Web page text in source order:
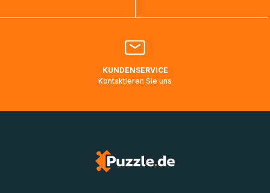
Bitte kontaktieren Sie denKundenservicefalls Ihr Paket
Lieferadressen in Deutschland oder Europa mehrere Tage
KUNDENSERVICE
Kontaktieren Sie uns